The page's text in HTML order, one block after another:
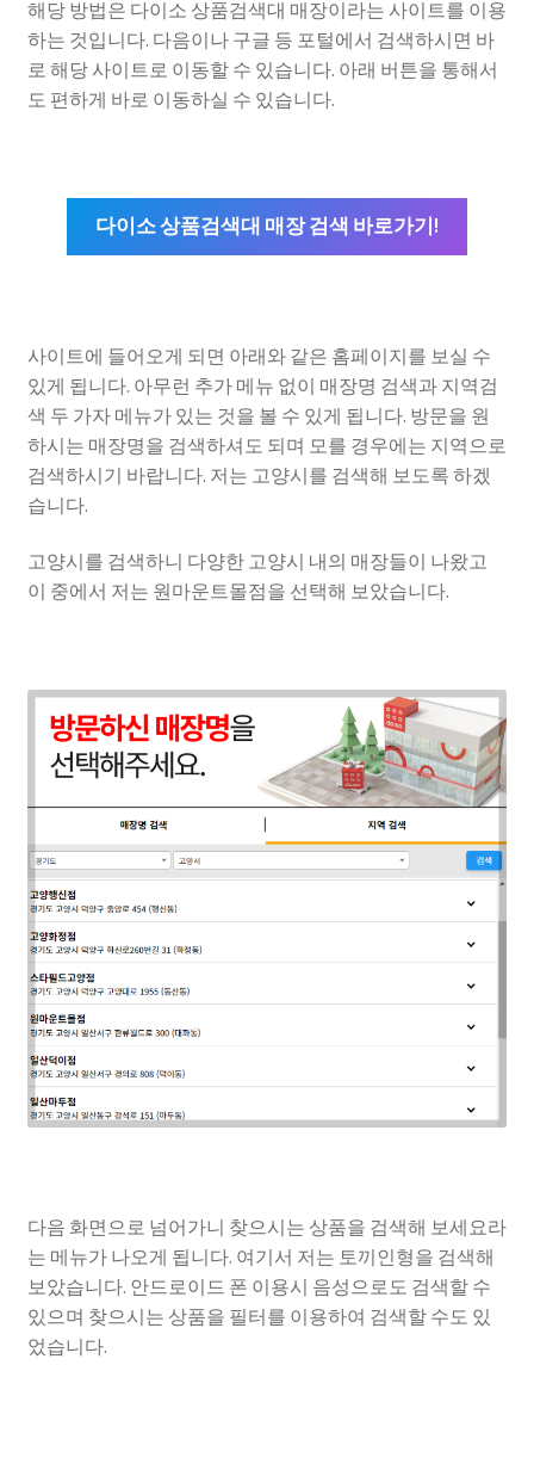
해당 방법은 다이소 상품검색대 매장이라는 사이트를 이용
하는 것입니다. 다음이나 구글 등 포털에서 검색하시면 바
로 해당 사이트로 이동할 수 있습니다. 아래 버튼을 통해서
도 편하게 바로 이동하실 수 있습니다.
다이소 상품검색대 매장 검색 바로가기!
사이트에 들어오게 되면 아래와 같은 홈페이지를 보실 수
있게 됩니다. 아무런 추가 메뉴 없이 매장명 검색과 지역검
색 두 가자 메뉴가 있는 것을 볼 수 있게 됩니다. 방문을 원
하시는 매장명을 검색하셔도 되며 모를 경우에는 지역으로
검색하시기 바랍니다. 저는 고양시를 검색해 보도록 하겠
습니다.
고양시를 검색하니 다양한 고양시 내의 매장들이 나왔고
이 중에서 저는 원마운트몰점을 선택해 보았습니다.
다음 화면으로 넘어가니 찾으시는 상품을 검색해 보세요라
는 메뉴가 나오게 됩니다. 여기서 저는 토끼인형을 검색해
보았습니다. 안드로이드 폰 이용시 음성으로도 검색할 수
있으며 찾으시는 상품을 필터를 이용하여 검색할 수도 있
었습니다.